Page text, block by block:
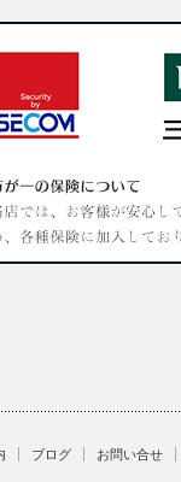
ブログ お問い合せ